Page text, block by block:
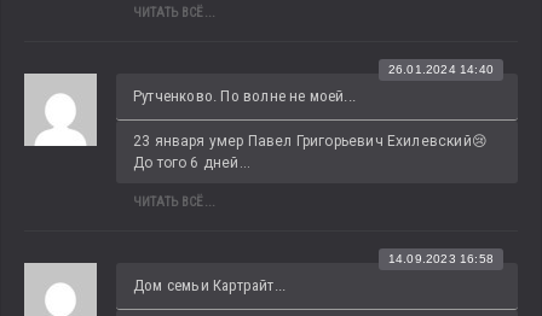
ЧИТАТЬ ВСЁ...
Рутченково. По волне не моей...
26.01.2024 14:40
23 января умер Павел Григорьевич Ехилевский😢
До того 6 дней...
ЧИТАТЬ ВСЁ...
Дом семьи Картрайт...
14.09.2023 16:58